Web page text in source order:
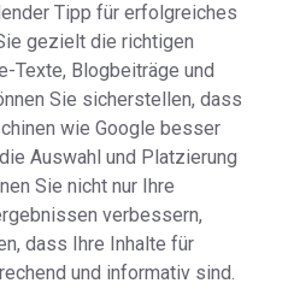
Tipp für erfolgreiches
gezielt die richtigen
Texte, Blogbeiträge und
Sie sicherstellen, dass
wie Google besser
Auswahl und Platzierung
Sie nicht nur Ihre
verbessern,
dass Ihre Inhalte für
und informativ sind.